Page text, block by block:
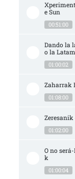
e Sun
00:51:00
Dando la
o la Latam
01:00:02
Zaharrak
01:08:00
Zeresanik
01:02:00
O no
k
01:00:04